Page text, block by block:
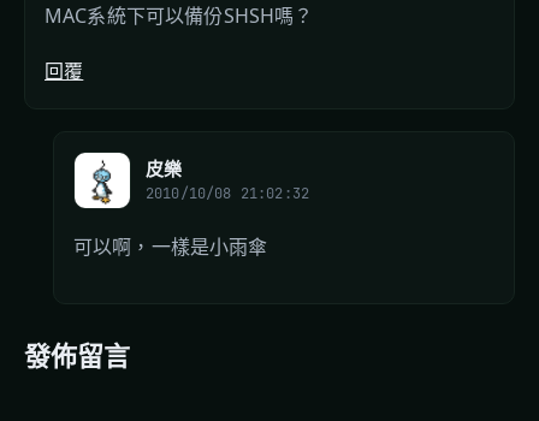
MAC系統下可以備份SHSH嗎？
回覆
皮樂
2010/10/08 21:02:32
可以啊，一樣是小雨傘
發佈留言